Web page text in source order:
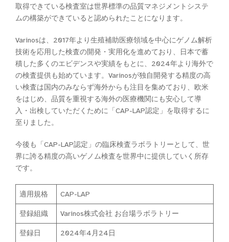
取得できている検査室は世界標準の品質マネジメントシステ
ムの構築ができていると認められたことになります。
Varinosは、2017年より生殖補助医療領域を中心にゲノム解析
技術を応用した検査の開発・実用化を進めており、日本で蓄
積した多くのエビデンスや実績をもとに、2024年より海外で
の検査提供も始めています。Varinosが独自開発する精度の高
い検査は国内のみならず海外からも注目を集めており、欧米
をはじめ、品質を重視する海外の医療機関にも安心して導
入・出検していただくために「CAP-LAP認定」を取得するに
至りました。
今後も「CAP-LAP認定」の臨床検査ラボラトリーとして、世
界に誇る精度の高いゲノム検査を世界中に提供していく所存
です。
適用規格 CAP-LAP
登録組織 Varinos株式会社 お台場ラボラトリー
登録日 2024年4月24日